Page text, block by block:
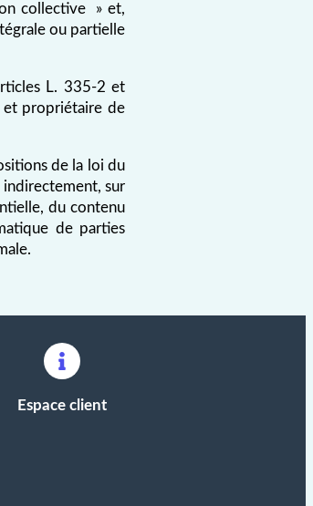
collective » et,
ou partielle
L. 335-2 et
et propriétaire de
de la loi du
sur
du contenu
de parties
Espace client